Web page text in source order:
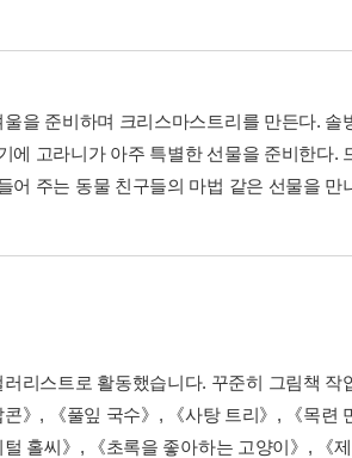
을 준비하며 크리스마스트리를 만든다. 솔
고라니가 아주 특별한 선물을 준비한다.
주는 동물 친구들의 마법 같은 선물을 만
리스트로 활동했습니다. 꾸준히 그림책 작
》, 《풀잎 국수》, 《사탕 트리》, 《목련
홀씨》, 《초록을 좋아하는 고양이》, 《